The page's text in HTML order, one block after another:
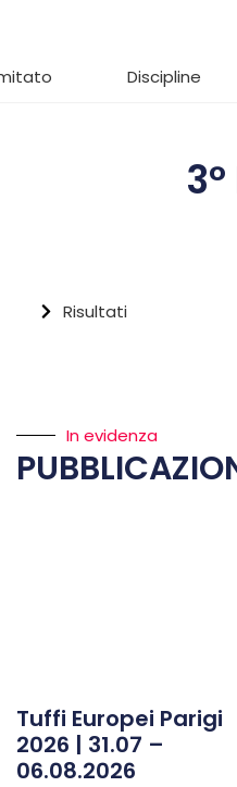
Discipline
Risultati
In evidenza
Tuffi Europei Parigi
2026 | 31.07 –
06.08.2026